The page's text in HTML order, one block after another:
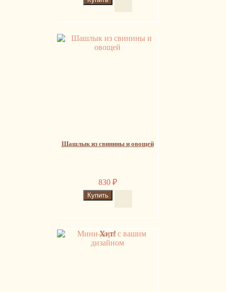
Шашлык из свинины и овощей
830 ₽
Хит!